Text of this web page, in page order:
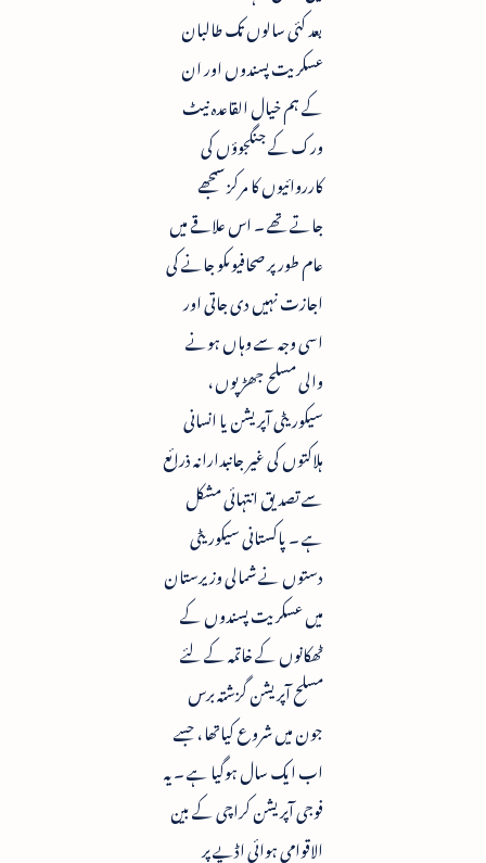
بعد کئی سالوں تک طالبان
عسکریت پسندوں اور ان
کے ہم خیال القاعدہ نیٹ
ورک کے جنگجوؤں کی
کارروائیوں کا مرکز سمجھے
جاتے تھے ۔ اس علاقے میں
عام طور پر صحافیوںکو جانے کی
اجازت نہیں دی جاتی اور
اسی وجہ سے وہاں ہونے
والی مسلح جھڑپوں ،
سیکوریٹی آپریشن یا انسانی
ہلاکتوں کی غیر جانبدارانہ ذرائع
سے تصدیق انتہائی مشکل
ہے ۔ پاکستانی سیکوریٹی
دستوں نے شمالی وزیرستان
میں عسکریت پسندوں کے
ٹھکانوں کے خاتمہ کے لئے
مسلح آپریشن گزشتہ برس
جون میں شروع کیاتھا ، جسے
اب ایک سال ہوگیا ہے ۔ یہ
فوجی آپریشن کراچی کے بین
الاقوامی ہوائی اڈیے پر